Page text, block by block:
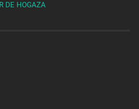
DE HOGAZA